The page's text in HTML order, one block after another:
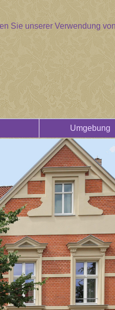
Sie unserer Verwendung
Umgebung